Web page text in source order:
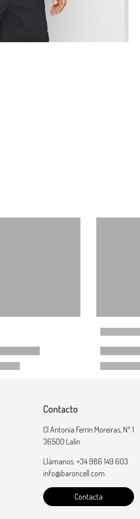
Contacto
Cl Antonia Ferrin Moreiras, Nº 1
36500 Lalín
Llámanos: +34 986 149 603
info@baroncell.com
Contacta